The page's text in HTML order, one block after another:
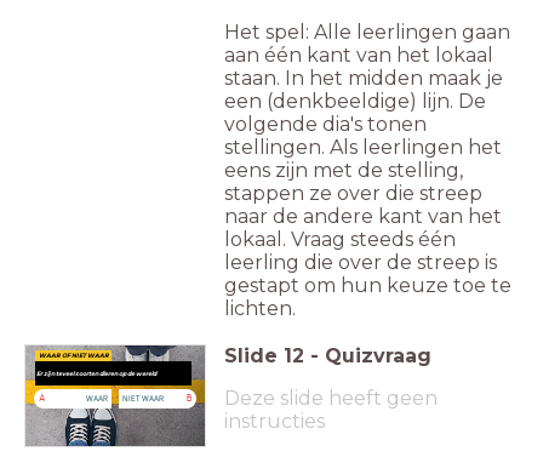
Het spel: Alle leerlingen gaan
aan één kant van het lokaal
staan. In het midden maak je
een (denkbeeldige) lijn. De
volgende dia's tonen
stellingen. Als leerlingen het
eens zijn met de stelling,
stappen ze over die streep
naar de andere kant van het
lokaal. Vraag steeds één
leerling die over de streep is
gestapt om hun keuze toe te
lichten.
Er zijn teveel soorten dieren op de wereld
WAAR OF NIET WAAR
A WAAR B
NIET WAAR
Slide 12 - Quizvraag
Deze slide heeft geen
instructies